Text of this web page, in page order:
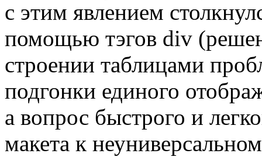
с этим явлением
помощью тэгов div
строении таблицами
подгонки единого
а вопрос быстрого и
макета к